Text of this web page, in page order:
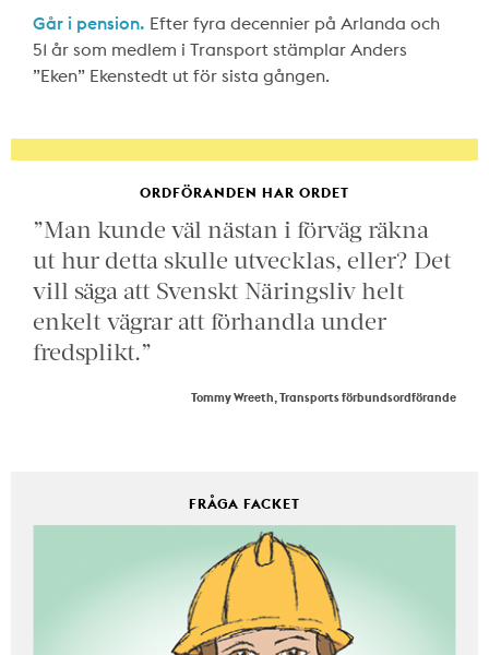
Går i pension. Efter fyra decennier på Arlanda och
51 år som medlem i Transport stämplar Anders
”Eken” Ekenstedt ut för sista gången.
ORDFÖRANDEN HAR ORDET
”Man kunde väl nästan i förväg räkna
ut hur detta skulle utvecklas, eller? Det
vill säga att Svenskt Näringsliv helt
enkelt vägrar att förhandla under
fredsplikt.”
Tommy Wreeth, Transports förbundsordförande
FRÅGA FACKET